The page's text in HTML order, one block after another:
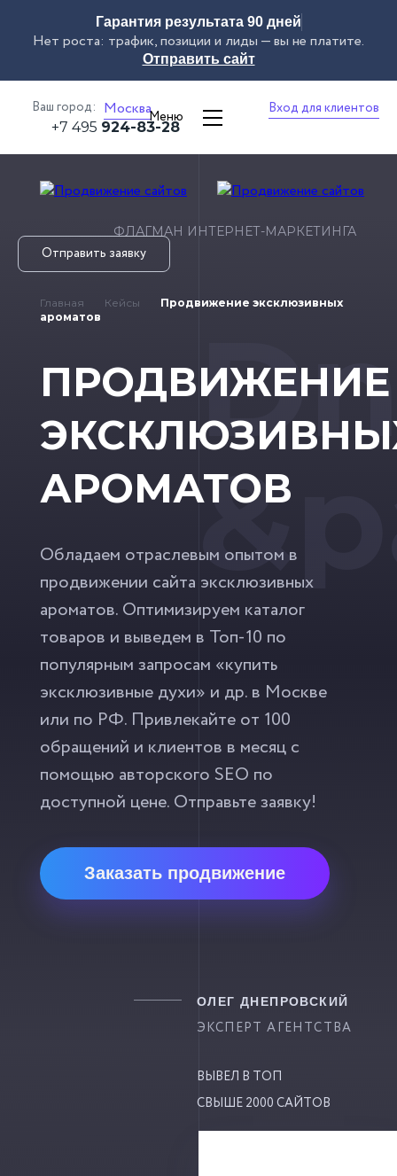
Гарантия результата 90 дней
Нет роста: трафик, позиции и лиды — вы не платите.
Отправить сайт
Ваш город: МоскваМеню
Вход для клиентов
+7 495 924-83-28
ФЛАГМАН ИНТЕРНЕТ-МАРКЕТИНГА
Отправить заявку
Главная Кейсы
Продвижение эксклюзивных
ароматов
ПРОДВИЖЕНИЕ
АРОМАТОВ
Обладаем отраслевым опытом в
продвижении сайта эксклюзивных
ароматов. Оптимизируем каталог
товаров и выведем в Топ-10 по
популярным запросам «купить
эксклюзивные духи» и др. в Москве
или по РФ. Привлекайте от 100
обращений и клиентов в месяц с
помощью авторского SEO по
доступной цене. Отправьте заявку!
Заказать продвижение
ОЛЕГ ДНЕПРОВСКИЙ
ЭКСПЕРТ АГЕНТСТВА
ВЫВЕЛ В ТОП
СВЫШЕ 2000 САЙТОВ